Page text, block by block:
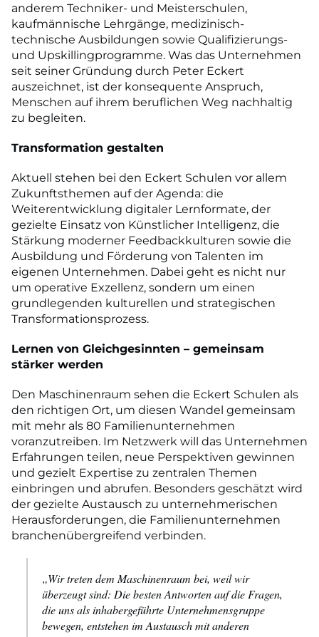
anderem Techniker- und Meisterschulen,
kaufmännische Lehrgänge, medizinisch-
technische Ausbildungen sowie Qualifizierungs-
und Upskillingprogramme. Was das Unternehmen
seit seiner Gründung durch Peter Eckert
auszeichnet, ist der konsequente Anspruch,
Menschen auf ihrem beruflichen Weg nachhaltig
zu begleiten.
Transformation gestalten
Aktuell stehen bei den Eckert Schulen vor allem
Zukunftsthemen auf der Agenda: die
Weiterentwicklung digitaler Lernformate, der
gezielte Einsatz von Künstlicher Intelligenz, die
Stärkung moderner Feedbackkulturen sowie die
Ausbildung und Förderung von Talenten im
eigenen Unternehmen. Dabei geht es nicht nur
um operative Exzellenz, sondern um einen
grundlegenden kulturellen und strategischen
Transformationsprozess.
Lernen von Gleichgesinnten – gemeinsam
stärker werden
Den Maschinenraum sehen die Eckert Schulen als
den richtigen Ort, um diesen Wandel gemeinsam
mit mehr als 80 Familienunternehmen
voranzutreiben. Im Netzwerk will das Unternehmen
Erfahrungen teilen, neue Perspektiven gewinnen
und gezielt Expertise zu zentralen Themen
einbringen und abrufen. Besonders geschätzt wird
der gezielte Austausch zu unternehmerischen
Herausforderungen, die Familienunternehmen
branchenübergreifend verbinden.
„Wir treten dem Maschinenraum bei, weil wir
überzeugt sind: Die besten Antworten auf die Fragen,
die uns als inhabergeführte Unternehmensgruppe
bewegen, entstehen im Austausch mit anderen